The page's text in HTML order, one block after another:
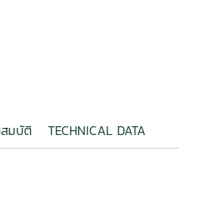
มบัติ TECHNICAL DATA